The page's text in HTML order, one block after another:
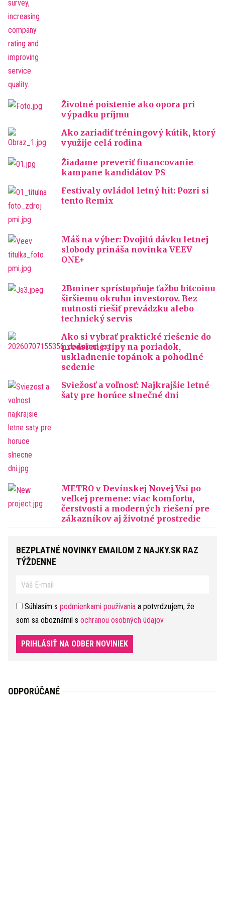
Životné poistenie ako opora pri
výpadku príjmu
Ako zariadiť tréningový kútik, ktorý
využije celá rodina
Žiadame preveriť financovanie
kampane kandidátov PS
Festivaly ovládol letný hit: Pozri si
tento Remix
Máš na výber: Dvojitú dávku letnej
slobody prináša novinka VEEV
ONE+
2Bminer sprístupňuje ťažbu bitcoinu
širšiemu okruhu investorov. Bez
nutnosti riešiť prevádzku alebo
technický servis
Ako si vybrať praktické riešenie do
predsiene: tipy na poriadok,
uskladnenie topánok a pohodlné
sedenie
Sviežosť a voľnosť: Najkrajšie letné
šaty pre horúce slnečné dni
METRO v Devínskej Novej Vsi po
veľkej premene: viac komfortu,
čerstvosti a moderných riešení pre
zákazníkov aj životné prostredie
BEZPLATNÉ NOVINKY EMAILOM Z NAJKY.SK RAZ
TÝŽDENNE
Súhlasím s podmienkami používania a potvrdzujem, že
som sa oboznámil s ochranou osobných údajov
PRIHLÁSIŤ NA ODBER NOVINIEK
ODPORÚČANÉ